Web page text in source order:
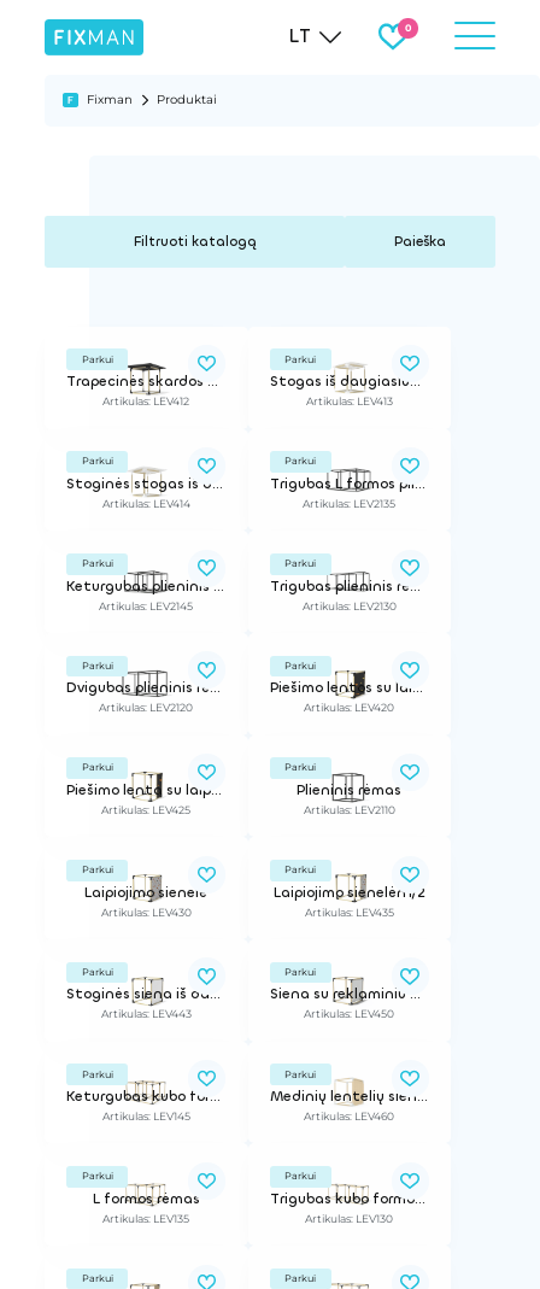
LT
Fixman Produktai
Paieška
Parkui
Trapecinės skardos stogas su šoniniu išsikišimu
Artikulas: LEV412
Parkui
Stogas iš daugiasluoksnių plokščių
Artikulas: LEV413
Parkui
Stoginės stogas iš daugiasluoksnių plokščių su šoniniu stogeliu
Artikulas: LEV414
Parkui
Trigubas L formos plieninis rėmas
Artikulas: LEV2135
Parkui
Keturgubas plieninis rėmas
Artikulas: LEV2145
Parkui
Trigubas plieninis rėmas
Artikulas: LEV2130
Parkui
Dvigubas plieninis rėmas
Artikulas: LEV2120
Parkui
Piešimo lentos su laipiojimo rankenomis
Artikulas: LEV420
Parkui
Piešimo lenta su laipiojimo rankenomis 1/2
Artikulas: LEV425
Parkui
Plieninis rėmas
Artikulas: LEV2110
Parkui
Laipiojimo sienelė
Artikulas: LEV430
Parkui
Laipiojimo sienelėn1/2
Artikulas: LEV435
Parkui
Stoginės siena iš daugiasluoksnių plokščių
Artikulas: LEV443
Parkui
Siena su reklaminiu baneriu
Artikulas: LEV450
Parkui
Keturgubas kubo formos rėmas
Artikulas: LEV145
Parkui
Medinių lentelių siena stoginei
Artikulas: LEV460
Parkui
L formos rėmas
Artikulas: LEV135
Parkui
Trigubas kubo formos rėmas
Artikulas: LEV130
Parkui Parkui